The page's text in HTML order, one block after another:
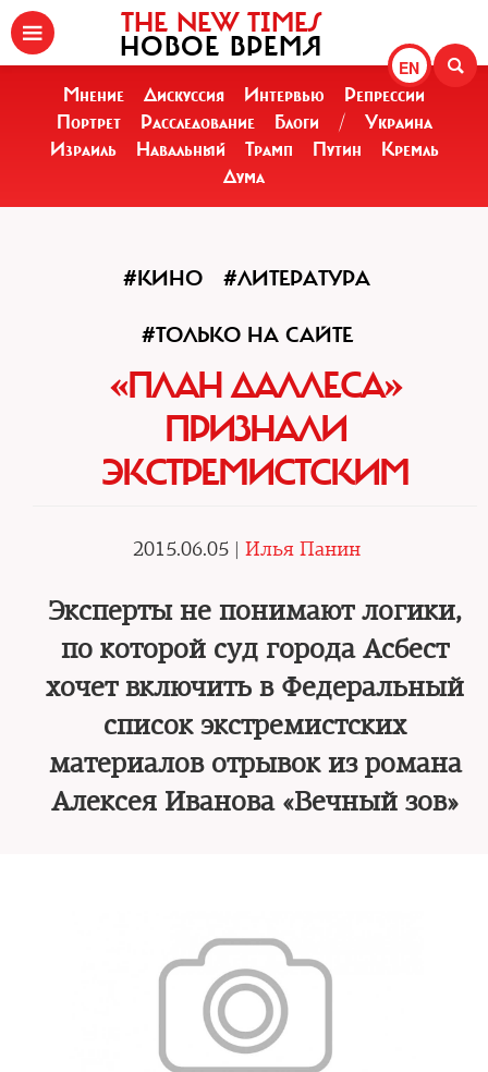
EN
THE NEW TIMES
НОВОЕ ВРЕМЯ
Мнение Дискуссия Интервью
Репрессии
Портрет
Расследование Блоги /
Украина
Израиль
Навальный Трамп Путин
Кремль
Дума
#КИНО #ЛИТЕРАТУРА
#ТОЛЬКО НА САЙТЕ
«ПЛАН ДАЛЛЕСА»
ПРИЗНАЛИ
ЭКСТРЕМИСТСКИМ
2015.06.05 | Илья Панин
Эксперты не понимают логики,
по которой суд города Асбест
хочет включить в Федеральный
список экстремистских
материалов отрывок из романа
Алексея Иванова «Вечный зов»